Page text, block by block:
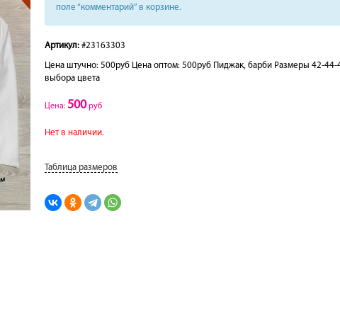
поле “комментарий” в корзине.
Артикул: #23163303
Цена штучно: 500руб Цена оптом: 500руб Пиджак, барби Размеры 42-44-
выбора цвета
Цена: 500руб
Нет в наличии.
Таблица размеров